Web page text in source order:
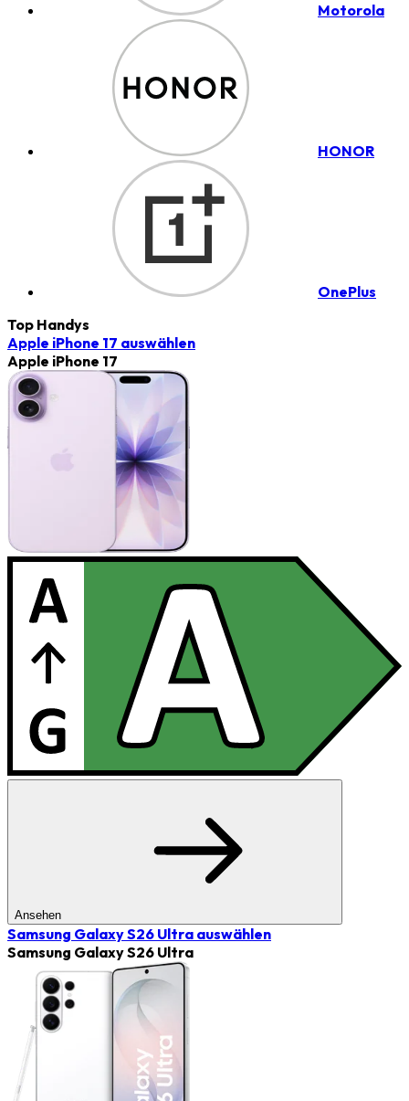
Motorola
HONOR
OnePlus
Top Handys
Apple iPhone 17 auswählen
Apple iPhone 17
Ansehen
Samsung Galaxy S26 Ultra auswählen
Samsung Galaxy S26 Ultra